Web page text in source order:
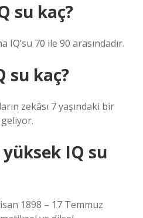
su kaç?
70 ile 90 arasındadır.
su kaç?
zekâsı 7 yaşındaki bir
yüksek IQ su
1898 – 17 Temmuz